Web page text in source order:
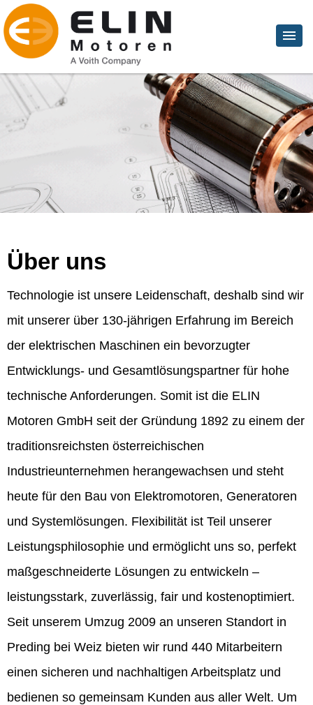
Über uns
Technologie ist unsere Leidenschaft, deshalb sind wir
mit unserer über 130-jährigen Erfahrung im Bereich
der elektrischen Maschinen ein bevorzugter
Entwicklungs- und Gesamtlösungspartner für hohe
technische Anforderungen. Somit ist die ELIN
Motoren GmbH seit der Gründung 1892 zu einem der
traditionsreichsten österreichischen
Industrieunternehmen herangewachsen und steht
heute für den Bau von Elektromotoren, Generatoren
und Systemlösungen. Flexibilität ist Teil unserer
Leistungsphilosophie und ermöglicht uns so, perfekt
maßgeschneiderte Lösungen zu entwickeln –
leistungsstark, zuverlässig, fair und kostenoptimiert.
Seit unserem Umzug 2009 an unseren Standort in
Preding bei Weiz bieten wir rund 440 Mitarbeitern
einen sicheren und nachhaltigen Arbeitsplatz und
bedienen so gemeinsam Kunden aus aller Welt. Um